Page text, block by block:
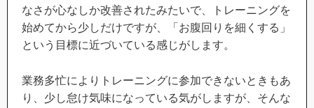
なさが心なしか改善されたみたいで、トレーニングを
始めてから少しだけですが、「お腹回りを細くする」
という目標に近づいている感じがします。
業務多忙によりトレーニングに参加できないときもあ
り、少し怠け気味になっている気がしますが、そんな